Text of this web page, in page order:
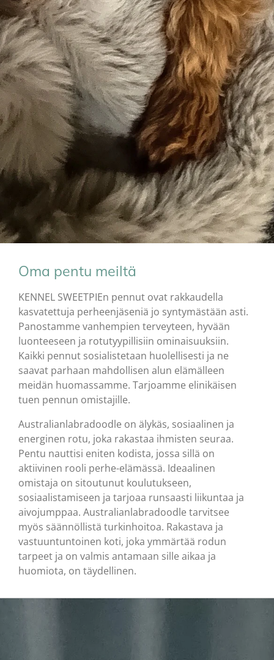
Oma pentu meiltä
KENNEL SWEETPIEn pennut ovat rakkaudella
kasvatettuja perheenjäseniä jo syntymästään asti.
Panostamme vanhempien terveyteen, hyvään
luonteeseen ja rotutyypillisiin ominaisuuksiin.
Kaikki pennut sosialistetaan huolellisesti ja ne
saavat parhaan mahdollisen alun elämälleen
meidän huomassamme. Tarjoamme elinikäisen
tuen pennun omistajille.
Australianlabradoodle on älykäs, sosiaalinen ja
energinen rotu, joka rakastaa ihmisten seuraa.
Pentu nauttisi eniten kodista, jossa sillä on
aktiivinen rooli perhe-elämässä. Ideaalinen
omistaja on sitoutunut koulutukseen,
sosiaalistamiseen ja tarjoaa runsaasti liikuntaa ja
aivojumppaa. Australianlabradoodle tarvitsee
myös säännöllistä turkinhoitoa. Rakastava ja
vastuuntuntoinen koti, joka ymmärtää rodun
tarpeet ja on valmis antamaan sille aikaa ja
huomiota, on täydellinen.